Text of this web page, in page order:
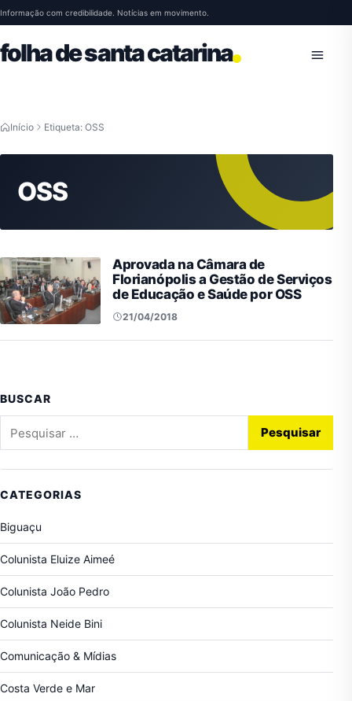
Pular para o conteúdo
Informação com credibilidade. Notícias em movimento.
folha de santa catarina Abrir
Início Etiqueta: OSS
OSS
Aprovada na Câmara de
Florianópolis a Gestão de Serviços
de Educação e Saúde por OSS
21/04/2018
BUSCAR
CATEGORIAS
Biguaçu
Colunista Eluize Aimeé
Colunista João Pedro
Colunista Neide Bini
Comunicação & Mídias
Costa Verde e Mar